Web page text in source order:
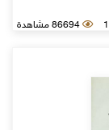
86694 مشاهدة